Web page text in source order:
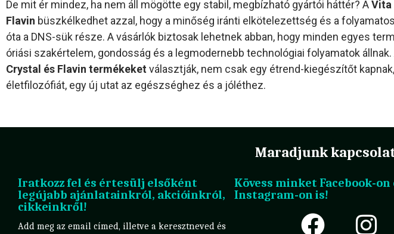
De mit ér mindez, ha nem áll mögötte egy stabil, megbízható gyártói háttér? AVita
Flavin büszkélkedhet azzal, hogy a minőség iránti elkötelezettség és a
óta a DNS-sük része. A vásárlók biztosak lehetnek abban, hogy minden egyes
óriási szakértelem, gondosság és a legmodernebb technológiai folyamatok állnak.
Crystal és Flavin termékeketválasztják, nem csak egy étrend-kiegészítőt
életfilozófiát, egy új utat az egészséghez és a jóléthez.
Maradjunk
Iratkozz fel és értesülj elsőként
legújabb ajánlatainkról, akcióinkról,
cikkeinkről!
Add meg az email címed, illetve a keresztneved és
Kövess minket Facebook-on
Instagram-on is!